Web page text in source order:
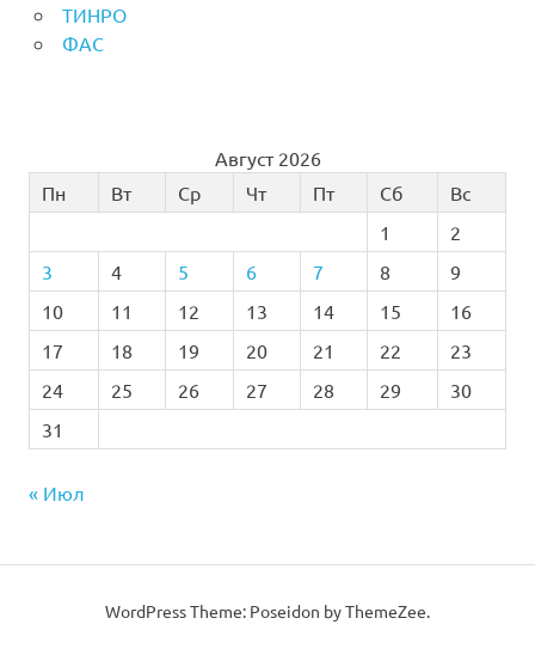
ТИНРО
ФАС
Август 2026
Пн
Вт Ср Чт Пт Сб
Вс
1
2
3
4 5 6 7 8
9
10
11 12 13 14 15
16
17
18 19 20 21 22
23
24
25 26 27 28 29
30
31
« Июл
WordPress Theme: Poseidon byThemeZee.